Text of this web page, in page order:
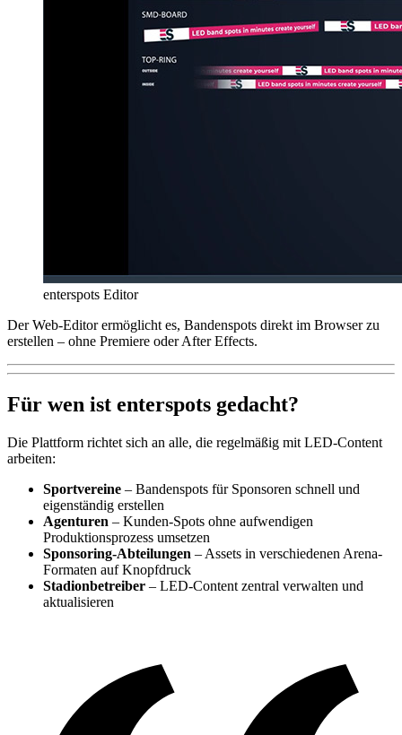
enterspots Editor
Der Web-Editor ermöglicht es, Bandenspots direkt im Browser zu
erstellen – ohne Premiere oder After Effects.
Für wen ist enterspots gedacht?
Die Plattform richtet sich an alle, die regelmäßig mit LED-Content
arbeiten:
Sportvereine – Bandenspots für Sponsoren schnell und
eigenständig erstellen
Agenturen – Kunden-Spots ohne aufwendigen
Produktionsprozess umsetzen
Sponsoring-Abteilungen – Assets in verschiedenen Arena-
Formaten auf Knopfdruck
Stadionbetreiber – LED-Content zentral verwalten und
aktualisieren